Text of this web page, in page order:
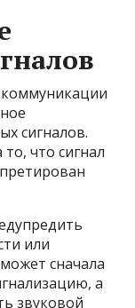
сигналов.
что сигнал
или
сначала
а
звуковой